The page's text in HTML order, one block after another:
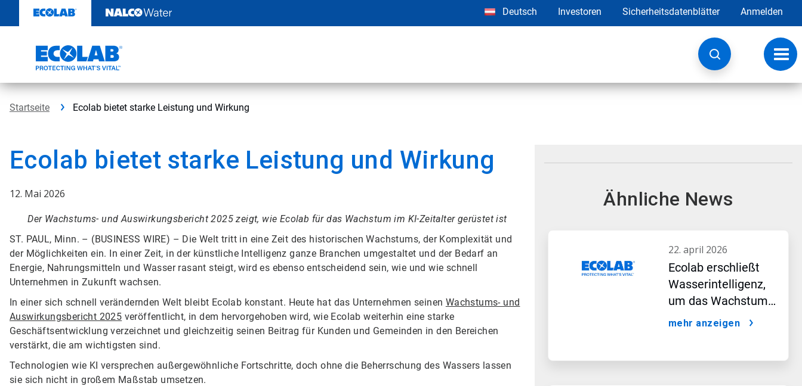
Inhalt
Deutsch Investoren Sicherheitsdatenblätter Anmelden
Startseite Ecolab bietet starke Leistung und Wirkung
Ecolab bietet starke Leistung und Wirkung
12. Mai 2026
Der Wachstums- und Auswirkungsbericht 2025 zeigt, wie Ecolab für das Wachstum im KI-Zeitalter gerüstet ist
ST. PAUL, Minn. – (BUSINESS WIRE) – Die Welt tritt in eine Zeit des historischen Wachstums, der Komplexität und
der Möglichkeiten ein. In einer Zeit, in der künstliche Intelligenz ganze Branchen umgestaltet und der Bedarf an
Energie, Nahrungsmitteln und Wasser rasant steigt, wird es ebenso entscheidend sein, wie und wie schnell
Unternehmen in Zukunft wachsen.
In einer sich schnell verändernden Welt bleibt Ecolab konstant. Heute hat das Unternehmen seinen Wachstums- und
Auswirkungsbericht 2025 veröffentlicht, in dem hervorgehoben wird, wie Ecolab weiterhin eine starke
Geschäftsentwicklung verzeichnet und gleichzeitig seinen Beitrag für Kunden und Gemeinden in den Bereichen
verstärkt, die am wichtigsten sind.
Technologien wie KI versprechen außergewöhnliche Fortschritte, doch ohne die Beherrschung des Wassers lassen
sie sich nicht in großem Maßstab umsetzen.
Ähnliche News
22. april 2026
Ecolab erschließt
Wasserintelligenz,
um das Wachstum
im KI-Zeitalter
mehr anzeigen